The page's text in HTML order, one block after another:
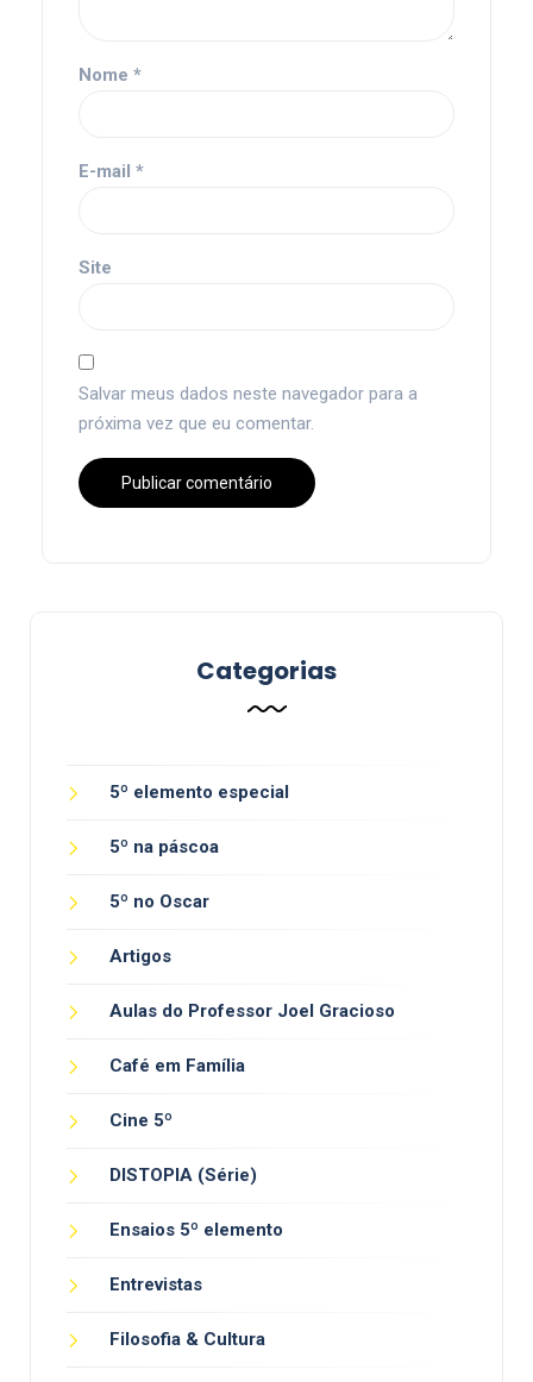
Nome *
E-mail *
Site
Salvar meus dados neste navegador para a
próxima vez que eu comentar.
Categorias
5º elemento especial
5º na páscoa
5º no Oscar
Artigos
Aulas do Professor Joel Gracioso
Café em Família
Cine 5º
DISTOPIA (Série)
Ensaios 5º elemento
Entrevistas
Filosofia & Cultura